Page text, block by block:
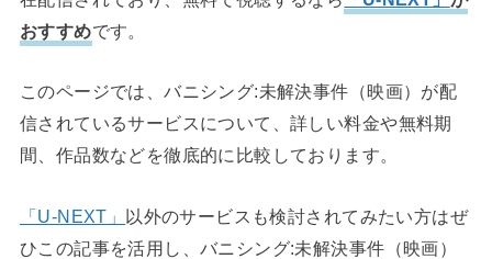
おすすめです。
このページでは、バニシング:未解決事件（映画）が配
信されているサービスについて、詳しい料金や無料期
間、作品数などを徹底的に比較しております。
「U-NEXT」 以外のサービスも検討されてみたい方はぜ
ひこの記事を活用し、バニシング:未解決事件（映画）